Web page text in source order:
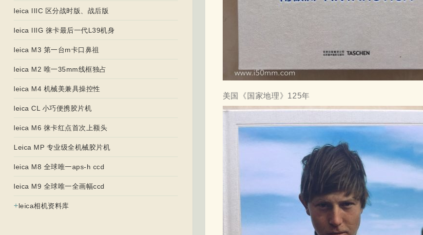
leica IIIC 区分战时版、战后版
leica IIIG 徕卡最后一代L39机身
leica M3 第一台m卡口鼻祖
leica M2 唯一35mm线框独占
leica M4 机械美兼具操控性
leica CL 小巧便携胶片机
leica M6 徕卡红点首次上额头
Leica MP 专业级全机械胶片机
leica M8 全球唯一aps-h ccd
leica M9 全球唯一全画幅ccd
+leica相机资料库
美国《国家地理》125年